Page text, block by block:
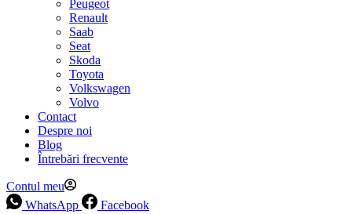
Peugeot
Renault
Saab
Seat
Skoda
Toyota
Volkswagen
Volvo
Contact
Despre noi
Blog
Întrebări frecvente
Contul meu
WhatsApp
Facebook